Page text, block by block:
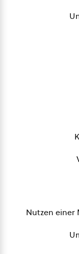
Nutzen einer